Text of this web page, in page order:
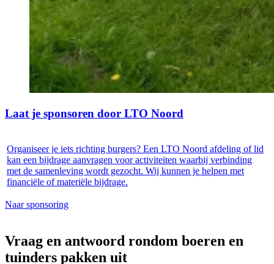
Laat je sponsoren door LTO Noord
Organiseer je iets richting burgers? Een LTO Noord afdeling of lid
kan een bijdrage aanvragen voor activiteiten waarbij verbinding
met de samenleving wordt gezocht. Wij kunnen je helpen met
financiële of materiële bijdrage.
Naar sponsoring
Vraag en antwoord rondom boeren en
tuinders pakken uit